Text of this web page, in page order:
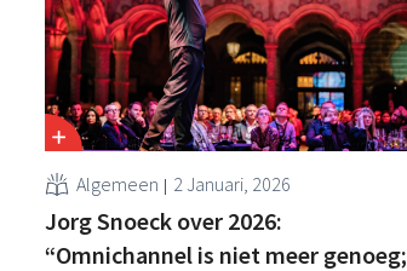
Algemeen 2 Januari, 2026
Jorg Snoeck over 2026:
“Omnichannel is niet meer genoeg;